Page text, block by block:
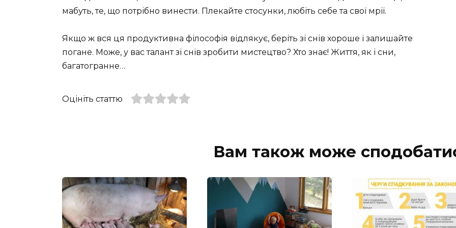
мабуть, те, що потрібно винести. Плекайте стосунки, любіть себе та свої мрії.
Якщо ж вся ця продуктивна філософія відлякує, беріть зі снів хороше і залишайте
погане. Може, у вас талант зі снів зробити мистецтво? Хто знає! Життя, як і сни,
багатогранне…
Оцініть статтю
Вам також може